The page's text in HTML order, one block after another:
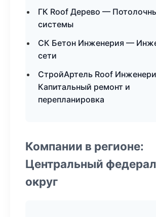
ГК Roof Дерево —
системы
СК Бетон Инженерия —
сети
СтройАртель Roof
Капитальный ремонт и
перепланировка
Компании в регионе:
Центральный
округ